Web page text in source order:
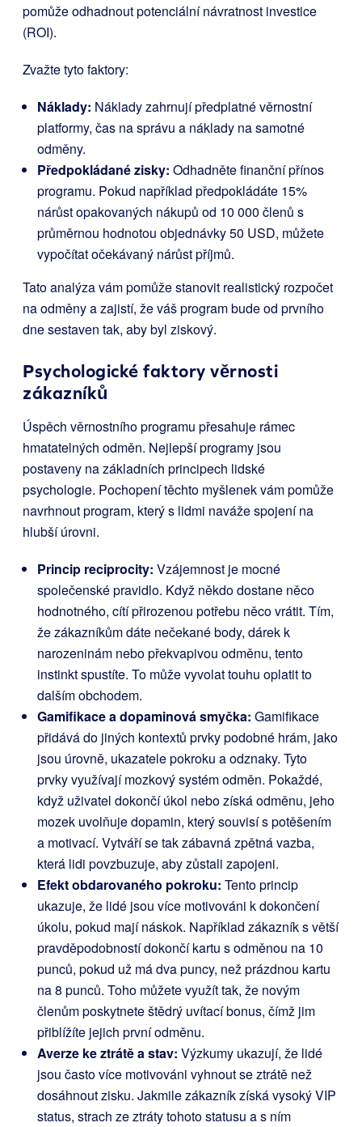
pomůže odhadnout potenciální návratnost investice
(ROI).
Zvažte tyto faktory:
Náklady: Náklady zahrnují předplatné věrnostní
platformy, čas na správu a náklady na samotné
odměny.
Předpokládané zisky: Odhadněte finanční přínos
programu. Pokud například předpokládáte 15%
nárůst opakovaných nákupů od 10 000 členů s
průměrnou hodnotou objednávky 50 USD, můžete
vypočítat očekávaný nárůst příjmů.
Tato analýza vám pomůže stanovit realistický rozpočet
na odměny a zajistí, že váš program bude od prvního
dne sestaven tak, aby byl ziskový.
Psychologické faktory věrnosti
zákazníků
Úspěch věrnostního programu přesahuje rámec
hmatatelných odměn. Nejlepší programy jsou
postaveny na základních principech lidské
psychologie. Pochopení těchto myšlenek vám pomůže
navrhnout program, který s lidmi naváže spojení na
hlubší úrovni.
Princip reciprocity: Vzájemnost je mocné
společenské pravidlo. Když někdo dostane něco
hodnotného, cítí přirozenou potřebu něco vrátit. Tím,
že zákazníkům dáte nečekané body, dárek k
narozeninám nebo překvapivou odměnu, tento
instinkt spustíte. To může vyvolat touhu oplatit to
dalším obchodem.
Gamifikace a dopaminová smyčka: Gamifikace
přidává do jiných kontextů prvky podobné hrám, jako
jsou úrovně, ukazatele pokroku a odznaky. Tyto
prvky využívají mozkový systém odměn. Pokaždé,
když uživatel dokončí úkol nebo získá odměnu, jeho
mozek uvolňuje dopamin, který souvisí s potěšením
a motivací. Vytváří se tak zábavná zpětná vazba,
která lidi povzbuzuje, aby zůstali zapojeni.
Efekt obdarovaného pokroku: Tento princip
ukazuje, že lidé jsou více motivováni k dokončení
úkolu, pokud mají náskok. Například zákazník s větší
pravděpodobností dokončí kartu s odměnou na 10
punců, pokud už má dva puncy, než prázdnou kartu
na 8 punců. Toho můžete využít tak, že novým
členům poskytnete štědrý uvítací bonus, čímž jim
přiblížíte jejich první odměnu.
Averze ke ztrátě a stav: Výzkumy ukazují, že lidé
jsou často více motivováni vyhnout se ztrátě než
dosáhnout zisku. Jakmile zákazník získá vysoký VIP
status, strach ze ztráty tohoto statusu a s ním